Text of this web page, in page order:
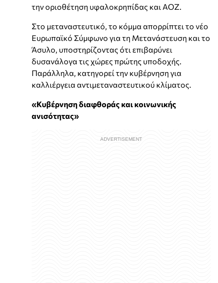
την οριοθέτηση υφαλοκρηπίδας και ΑΟΖ.
Στο μεταναστευτικό, το κόμμα απορρίπτει το νέο
Ευρωπαϊκό Σύμφωνο για τη Μετανάστευση και το
Άσυλο, υποστηρίζοντας ότι επιβαρύνει
δυσανάλογα τις χώρες πρώτης υποδοχής.
Παράλληλα, κατηγορεί την κυβέρνηση για
καλλιέργεια αντιμεταναστευτικού κλίματος.
«Κυβέρνηση διαφθοράς και κοινωνικής
ανισότητας»